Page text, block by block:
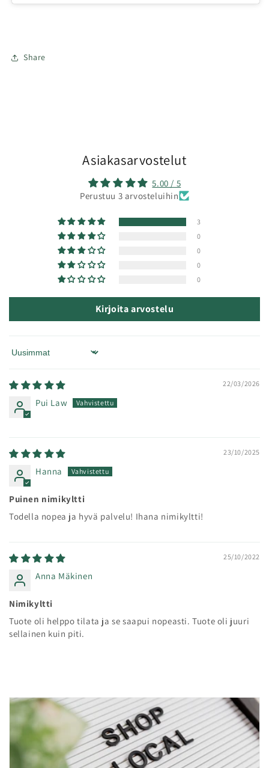
Share
Asiakasarvostelut
5.00 / 5
Perustuu 3 arvosteluihin
3
0
0
0
0
Kirjoita arvostelu
Sort by
22/03/2026
Pui Law
23/10/2025
Hanna
Puinen nimikyltti
Todella nopea ja hyvä palvelu! Ihana nimikyltti!
25/10/2022
Anna Mäkinen
Nimikyltti
Tuote oli helppo tilata ja se saapui nopeasti. Tuote oli juuri
sellainen kuin piti.